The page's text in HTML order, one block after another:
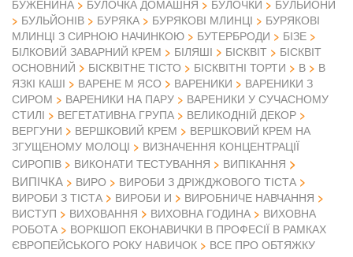
БУЖЕНИНА
БУЛОЧКА ДОМАШНЯ БУЛОЧКИ
БУЛЬЙОНИ
БУЛЬЙОНІВ
БУРЯКА БУРЯКОВІ МЛИНЦІ
БУРЯКОВІ
МЛИНЦІ З СИРНОЮ НАЧИНКОЮ
БУТЕРБРОДИ
БІЗЕ
БІЛКОВИЙ ЗАВАРНИЙ КРЕМ
БІЛЯШІ БІСКВІТ
БІСКВІТ
ОСНОВНИЙ
БІСКВІТНЕ ТІСТО БІСКВІТНІ ТОРТИ В
В
ЯЗКІ КАШІ
ВАРЕНЕ М ЯСО ВАРЕНИКИ
ВАРЕНИКИ З
СИРОМ
ВАРЕНИКИ НА ПАРУ
ВАРЕНИКИ У СУЧАСНОМУ
СТИЛІ
ВЕГЕТАТИВНА ГРУПА
ВЕЛИКОДНІЙ ДЕКОР
ВЕРГУНИ
ВЕРШКОВИЙ КРЕМ
ВЕРШКОВИЙ КРЕМ НА
ЗГУЩЕНОМУ МОЛОЦІ
ВИЗНАЧЕННЯ КОНЦЕНТРАЦІЇ
СИРОПІВ
ВИКОНАТИ ТЕСТУВАННЯ ВИПІКАННЯ
ВИПІЧКА ВИРО
ВИРОБИ З ДРІЖДЖОВОГО ТІСТА
ВИРОБИ З ТІСТА
ВИРОБИ И
ВИРОБНИЧЕ НАВЧАННЯ
ВИСТУП
ВИХОВАННЯ ВИХОВНА ГОДИНА
ВИХОВНА
РОБОТА
ВОРКШОП ЕКОНАВИЧКИ В ПРОФЕСІЇ В РАМКАХ
ЄВРОПЕЙСЬКОГО РОКУ НАВИЧОК
ВСЕ ПРО ОБТЯЖКУ